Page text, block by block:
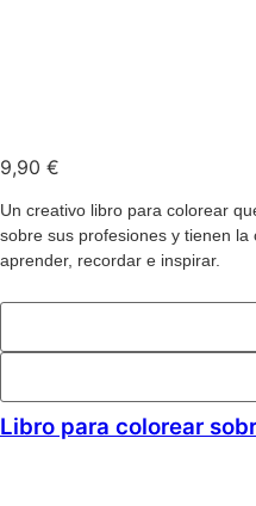
9,90 €
Un creativo libro para colorear
sobre sus profesiones y tienen
aprender, recordar e inspirar.
Libro para colorear